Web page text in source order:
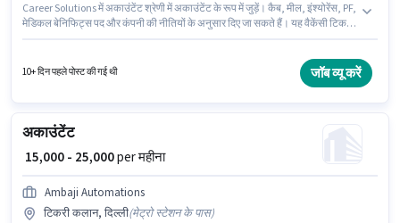
Career Solutions में अकाउंटेंट श्रेणी में अकाउंटेंट के रूप में जुड़ें। कैब, मील, इंश्योरेंस, PF,
मेडिकल बेनिफिट्स पद और कंपनी की नीतियों के अनुसार दिए जा सकते हैं। यह वैकेंसी टिकरी
होनी चाहिए। इस नौकरी के लिए 10वीं से नीचे योग्यता वाले उम्मीदवार आवेदन कर सकते हैं।
10+ दिन पहले पोस्ट की गई थी जॉब व्यू करें
अकाउंटेंट
₹ 15,000 - 25,000per महीना
Ambaji Automations
टिकरी कलान, दिल्ली(मेट्रो स्टेशन के पास)